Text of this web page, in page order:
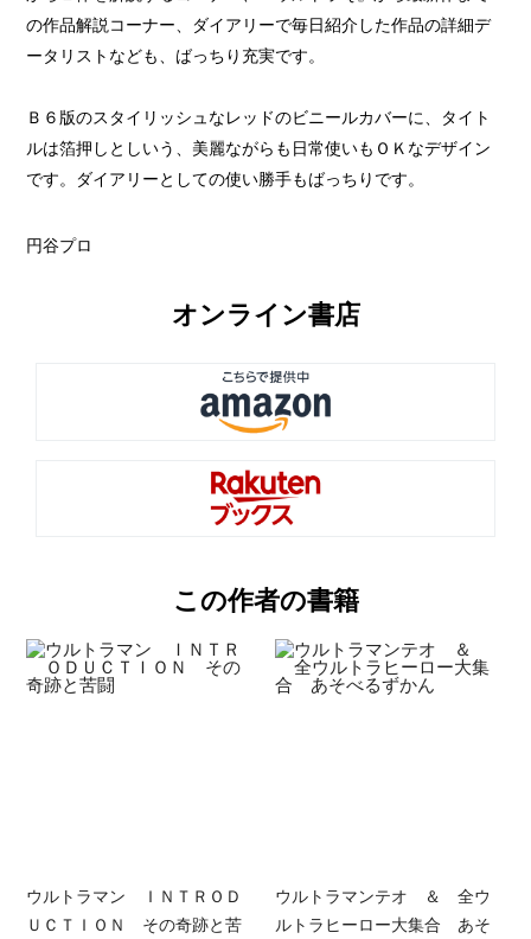
の作品解説コーナー、ダイアリーで毎日紹介した作品の詳細デ
ータリストなども、ばっちり充実です。
Ｂ６版のスタイリッシュなレッドのビニールカバーに、タイト
ルは箔押しとしいう、美麗ながらも日常使いもＯＫなデザイン
です。ダイアリーとしての使い勝手もばっちりです。
円谷プロ
オンライン書店
この作者の書籍
ウルトラマン ＩＮＴＲＯＤ
ＵＣＴＩＯＮ その奇跡と苦
ウルトラマンテオ ＆ 全ウ
ルトラヒーロー大集合 あそ